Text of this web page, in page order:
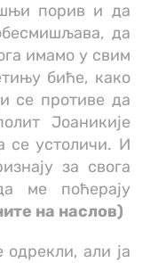
порив и да
да
имамо у свим
биће, како
се противе да
Јоаникије
се устоличи. И
за свога
ме поћерају
на наслов)
али ја